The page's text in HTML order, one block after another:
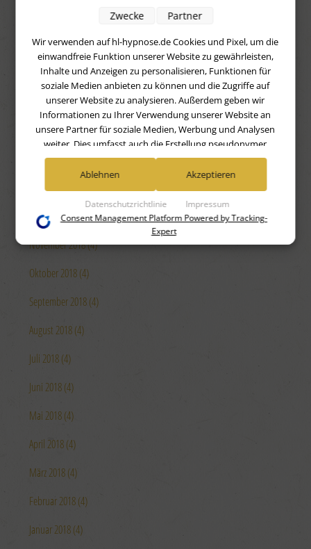
Juni 2019 (4)
Mai 2019 (4)
April 2019 (4)
März 2019 (4)
Februar 2019 (4)
Januar 2019 (4)
Dezember 2018 (4)
November 2018 (4)
Oktober 2018 (4)
September 2018 (4)
August 2018 (4)
Juli 2018 (4)
Juni 2018 (4)
Mai 2018 (4)
April 2018 (4)
März 2018 (4)
Februar 2018 (4)
Januar 2018 (4)
Wir verwenden auf hl-hypnose.de Cookies und Pixel, um die
einwandfreie Funktion unserer Website zu gewährleisten,
Inhalte und Anzeigen zu personalisieren, Funktionen für
soziale Medien anbieten zu können und die Zugriffe auf
unserer Website zu analysieren. Außerdem geben wir
Informationen zu Ihrer Verwendung unserer Website an
unsere Partner für soziale Medien, Werbung und Analysen
weiter. Dies umfasst auch die Erstellung pseudonymer
Nutzungsprofile. Unsere Partner (Google Advertising
Products) führen diese Informationen möglicherweise mit
weiteren Daten zusammen, die Sie ihnen bereitgestellt haben
(bspw. anhand eines persönlichen Accounts) oder welche sie
im Rahmen Ihrer Nutzung der Dienste gesammelt haben
(bspw. Nutzungsdaten anderer Geräte). Ihre Einwilligung zur
Nutzung von Cookies und Pixeln können Sie jederzeit
unten klicken und dort die entsprechenden Anpassungen
Speichern von oder Zugriff auf Informationen auf einem
Verwendung reduzierter Daten zur Auswahl von
Erstellung von Profilen für personalisierte Werbung
Verwendung von Profilen zur Auswahl personalisierter
Erstellung von Profilen zur Personalisierung von Inhalten
Messung der Werbeleistung
Messung der Performance von Inhalten
von Daten aus verschiedenen Quellen
Verwendung reduzierter Daten zur Auswahl von Inhalten
Verwendung genauer Standortdaten
Datenschutzrichtlinie Impressum
Zwecke Partner
Ablehnen Akzeptieren
Consent Management Platform Powered by Tracking-
Expert